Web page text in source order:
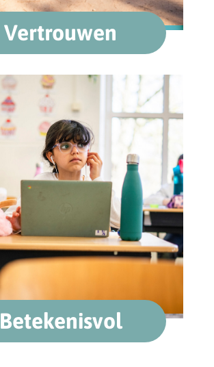
Vertrouwen
Betekenisvol